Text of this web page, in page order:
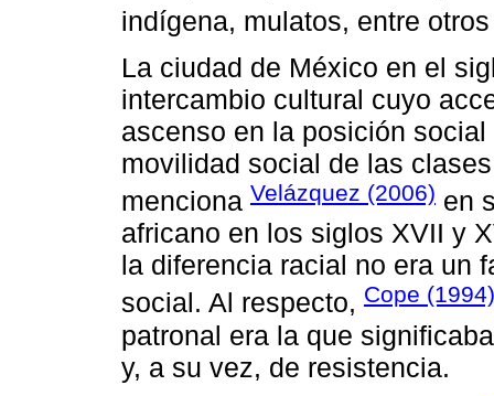
indígena, mulatos, entre
La ciudad de México en el
intercambio cultural cuyo
ascenso en la posición
movilidad social de las
menciona Velázquez (2006) en
africano en los siglos XVII y
la diferencia racial no era un
social. Al respecto, Cope (1994)
patronal era la que
y, a su vez, de resistencia.